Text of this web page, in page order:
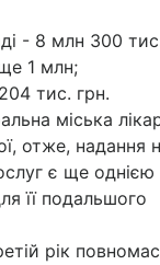
- 8 млн 300
1 млн;
тис. грн.
міська
отже, надання
є ще
її подальшого
рік